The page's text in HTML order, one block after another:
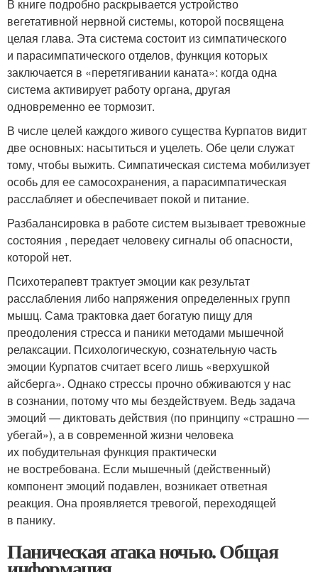
В книге подробно раскрывается устройство
вегетативной нервной системы, которой посвящена
целая глава. Эта система состоит из симпатического
и парасимпатического отделов, функция которых
заключается в «перетягивании каната»: когда одна
система активирует работу органа, другая
одновременно ее тормозит.
В числе целей каждого живого существа Курпатов видит
две основных: насытиться и уцелеть. Обе цели служат
тому, чтобы выжить. Симпатическая система мобилизует
особь для ее самосохранения, а парасимпатическая
расслабляет и обеспечивает покой и питание.
Разбалансировка в работе систем вызывает тревожные
состояния , передает человеку сигналы об опасности,
которой нет.
Психотерапевт трактует эмоции как результат
расслабления либо напряжения определенных групп
мышц. Сама трактовка дает богатую пищу для
преодоления стресса и паники методами мышечной
релаксации. Психологическую, сознательную часть
эмоции Курпатов считает всего лишь «верхушкой
айсберга». Однако стрессы прочно обживаются у нас
в сознании, потому что мы бездействуем. Ведь задача
эмоций — диктовать действия (по принципу «страшно —
убегай»), а в современной жизни человека
их побудительная функция практически
не востребована. Если мышечный (действенный)
компонент эмоций подавлен, возникает ответная
реакция. Она проявляется тревогой, переходящей
в панику.
Паническая атака ночью. Общая